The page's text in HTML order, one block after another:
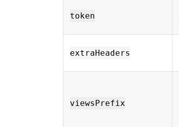
token
extraHeaders
viewsPrefix